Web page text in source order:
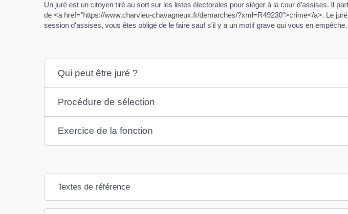
Un juré est un citoyen tiré au sort sur les listes électorales pour siéger à la cour d'assises. Il
de <a href="https://www.charvieu-chavagneux.fr/demarches/?xml=R49230">crime</a>. Le
session d'assises, vous êtes obligé de le faire sauf s'il y a un motif grave qui vous en
Qui peut être juré ?
Procédure de sélection
Exercice de la fonction
Textes de référence